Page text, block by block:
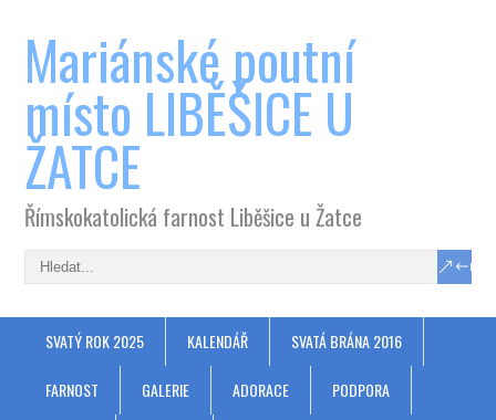
Mariánské poutní
místo LIBĚŠICE U
ŽATCE
Římskokatolická farnost Liběšice u Žatce
SVATÝ ROK 2025 KALENDÁŘ SVATÁ BRÁNA 2016
FARNOST GALERIE ADORACE PODPORA